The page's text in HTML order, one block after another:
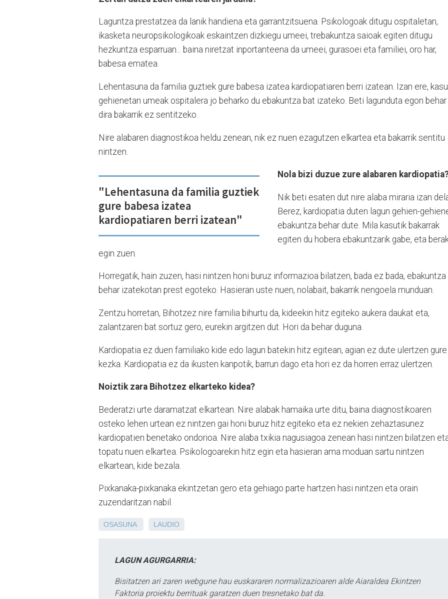
Laguntza prestatzea da lanik handiena eta garrantzitsuena. Psikologoak ditugu ospitaletan,
ikasketa neuropsikologikoak eskaintzen dizkiegu umeei, trebakuntza saioak egiten ditugu
hezkuntza esparruan... baina niretzat inportanteena da umeei, gurasoei eta familiei, oro har,
babesa ematea.
Lehentasuna da familia guztiek gure babesa izatea kardiopatiaren berri izatean. Izan ere, kasu
gehienetan umeak ospitalera jo beharko du ebakuntza bat izateko. Beti lagunduta egon behar
dira bakarrik ez sentitzeko.
Nire alabaren diagnostikoa heldu zenean, nik ez nuen ezagutzen elkartea eta bakarrik sentitu
nintzen.
"Lehentasuna da familia guztiek
gure babesa izatea
kardiopatiaren berri izatean"
Nola bizi duzue zure alabaren
Nik beti esaten dut nire alaba miraria izan
Berez, kardiopatia duten lagun gehien-
ebakuntza behar dute. Mila kasutik bakarrak
egiten du hobera ebakuntzarik gabe, eta
egin zuen.
Horregatik, hain zuzen, hasi nintzen honi buruz informazioa bilatzen, bada ez bada, ebakuntza
behar izatekotan prest egoteko. Hasieran uste nuen, nolabait, bakarrik nengoela munduan.
Zentzu horretan, Bihotzez nire familia bihurtu da, kideekin hitz egiteko aukera daukat eta,
zalantzaren bat sortuz gero, eurekin argitzen dut. Hori da behar duguna.
Kardiopatia ez duen familiako kide edo lagun batekin hitz egitean, agian ez dute ulertzen gure
kezka. Kardiopatia ez da ikusten kanpotik, barrun dago eta hori ez da horren erraz ulertzen.
Noiztik zara Bihotzez elkarteko kidea?
Bederatzi urte daramatzat elkartean. Nire alabak hamaika urte ditu, baina diagnostikoaren
osteko lehen urtean ez nintzen gai honi buruz hitz egiteko eta ez nekien zehaztasunez
kardiopatien benetako ondorioa. Nire alaba txikia nagusiagoa zenean hasi nintzen bilatzen
topatu nuen elkartea. Psikologoarekin hitz egin eta hasieran ama moduan sartu nintzen
elkartean, kide bezala.
Pixkanaka-pixkanaka ekintzetan gero eta gehiago parte hartzen hasi nintzen eta orain
zuzendaritzan nabil.
OSASUNA LAUDIO
LAGUN AGURGARRIA:
Bisitatzen ari zaren webgune hau euskararen normalizazioaren alde Aiaraldea Ekintzen
Faktoria proiektu berrituak garatzen duen tresnetako bat da.